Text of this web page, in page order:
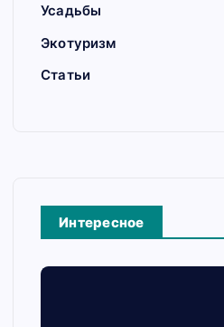
Усадьбы
Экотуризм
Статьи
Интересное